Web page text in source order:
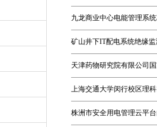
九龙商业中心电能管理系
矿山井下IT配电系统绝缘
天津药物研究院有限公司
上海交通大学闵行校区理
株洲市安全用电管理云平